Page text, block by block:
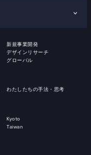
新規事業開発
デザインリサーチ
グローバル
わたしたちの手法・思考
Kyoto
Taiwan